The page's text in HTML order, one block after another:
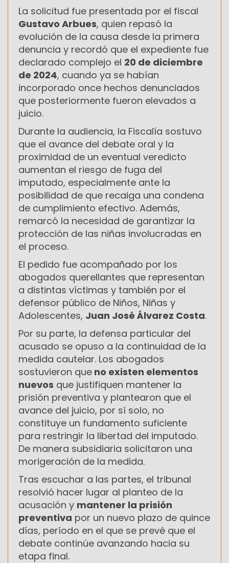
La solicitud fue presentada por el fiscal
Gustavo Arbues, quien repasó la
evolución de la causa desde la primera
denuncia y recordó que el expediente fue
declarado complejo el 20 de diciembre
de 2024, cuando ya se habían
incorporado once hechos denunciados
que posteriormente fueron elevados a
juicio.
Durante la audiencia, la Fiscalía sostuvo
que el avance del debate oral y la
proximidad de un eventual veredicto
aumentan el riesgo de fuga del
imputado, especialmente ante la
posibilidad de que recaiga una condena
de cumplimiento efectivo. Además,
remarcó la necesidad de garantizar la
protección de las niñas involucradas en
el proceso.
El pedido fue acompañado por los
abogados querellantes que representan
a distintas víctimas y también por el
defensor público de Niños, Niñas y
Adolescentes, Juan José Álvarez Costa.
Por su parte, la defensa particular del
acusado se opuso a la continuidad de la
medida cautelar. Los abogados
sostuvieron que no existen elementos
nuevos que justifiquen mantener la
prisión preventiva y plantearon que el
avance del juicio, por sí solo, no
constituye un fundamento suficiente
para restringir la libertad del imputado.
De manera subsidiaria solicitaron una
morigeración de la medida.
Tras escuchar a las partes, el tribunal
resolvió hacer lugar al planteo de la
acusación y mantener la prisión
preventiva por un nuevo plazo de quince
días, período en el que se prevé que el
debate continúe avanzando hacia su
etapa final.